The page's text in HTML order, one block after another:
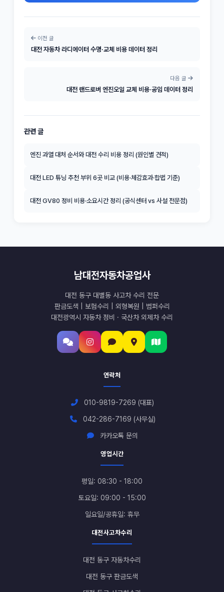
이전 글
대전 자동차 라디에이터 수명·교체 비용 데이터 정리
다음 글
대전 랜드로버 엔진오일 교체 비용·공임 데이터 정리
관련 글
엔진 과열 대처 순서와 대전 수리 비용 정리 (원인별 견적)
대전 LED 튜닝 추천 부위 6곳 비교 (비용·체감효과·합법 기준)
대전 GV80 정비 비용·소요시간 정리 (공식센터 vs 사설 전문점)
남대전자동차공업사
대전 동구 대별동 사고차 수리 전문
판금도색 | 보험수리 | 외형복원 | 범퍼수리
대전광역시 자동차 정비 · 국산차 외제차 수리
연락처
010-9819-7269 (대표)
042-286-7169 (사무실)
카카오톡 문의
영업시간
평일: 08:30 - 18:00
토요일: 09:00 - 15:00
일요일/공휴일: 휴무
대전사고차수리
대전 동구 자동차수리
대전 동구 판금도색